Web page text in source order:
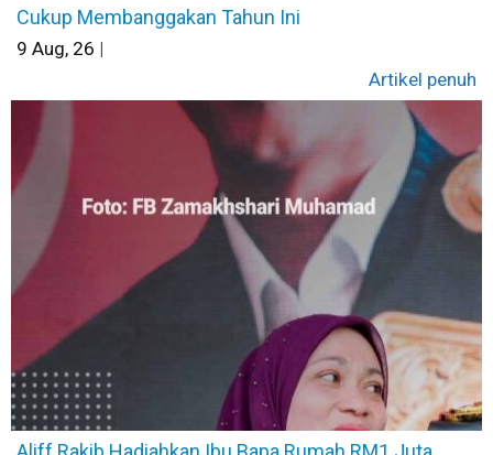
Cukup Membanggakan Tahun Ini
9 Aug, 26 |
Artikel penuh